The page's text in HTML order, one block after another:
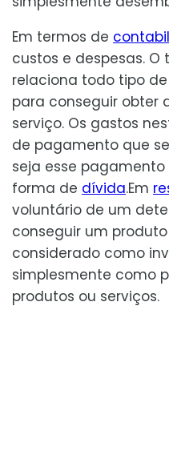
Em termos de
custos e despesas. O
relaciona todo tipo
para conseguir obter
serviço. Os gastos
de pagamento que
seja esse
forma de dívida.Em
voluntário de um
conseguir um
considerado como
simplesmente como
produtos ou serviços.